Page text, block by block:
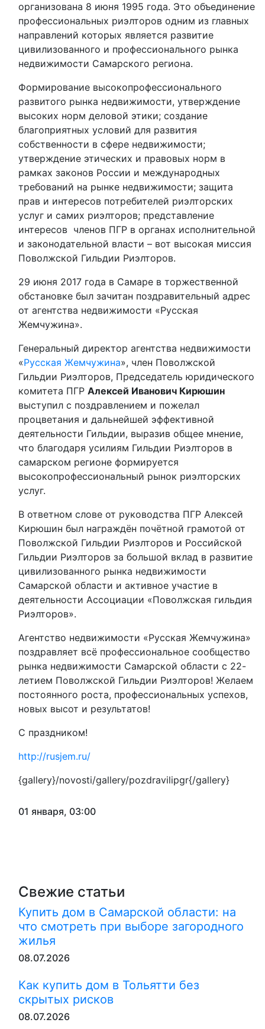
организована 8 июня 1995 года. Это объединение
профессиональных риэлторов одним из главных
направлений которых является развитие
цивилизованного и профессионального рынка
недвижимости Самарского региона.
Формирование высокопрофессионального
развитого рынка недвижимости, утверждение
высоких норм деловой этики; создание
благоприятных условий для развития
собственности в сфере недвижимости;
утверждение этических и правовых норм в
рамках законов России и международных
требований на рынке недвижимости; защита
прав и интересов потребителей риэлторских
услуг и самих риэлторов; представление
интересов членов ПГР в органах исполнительной
и законодательной власти – вот высокая миссия
Поволжской Гильдии Риэлторов.
29 июня 2017 года в Самаре в торжественной
обстановке был зачитан поздравительный адрес
от агентства недвижимости «Русская
Жемчужина».
Генеральный директор агентства недвижимости
«Русская Жемчужина», член Поволжской
Гильдии Риэлторов, Председатель юридического
комитета ПГР Алексей Иванович Кирюшин
выступил с поздравлением и пожелал
процветания и дальнейшей эффективной
деятельности Гильдии, выразив общее мнение,
что благодаря усилиям Гильдии Риэлторов в
самарском регионе формируется
высокопрофессиональный рынок риэлторских
услуг.
В ответном слове от руководства ПГР Алексей
Кирюшин был награждён почётной грамотой от
Поволжской Гильдии Риэлторов и Российской
Гильдии Риэлторов за большой вклад в развитие
цивилизованного рынка недвижимости
Самарской области и активное участие в
деятельности Ассоциации «Поволжская гильдия
Риэлторов».
Агентство недвижимости «Русская Жемчужина»
поздравляет всё профессиональное сообщество
рынка недвижимости Самарской области с 22-
летием Поволжской Гильдии Риэлторов! Желаем
постоянного роста, профессиональных успехов,
новых высот и результатов!
С праздником!
http://rusjem.ru/
{gallery}/novosti/gallery/pozdravilipgr{/gallery}
01 января, 03:00
Свежие статьи
Купить дом в Самарской области: на
что смотреть при выборе загородного
жилья
08.07.2026
Как купить дом в Тольятти без
скрытых рисков
08.07.2026